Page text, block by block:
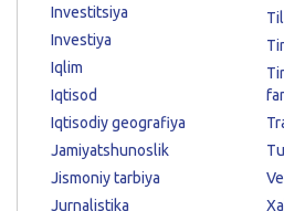
Investitsiya
Investiya
Iqlim
Iqtisod
Iqtisodiy geografiya
Jamiyatshunoslik
Jismoniy tarbiya
Jurnalistika